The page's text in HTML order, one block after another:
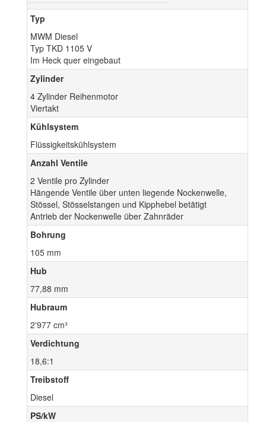
Typ
MWM Diesel
Typ TKD 1105 V
Im Heck quer eingebaut
Zylinder
4 Zylinder Reihenmotor
Viertakt
Kühlsystem
Flüssigkeitskühlsystem
Anzahl Ventile
2 Ventile pro Zylinder
Hängende Ventile über unten liegende Nockenwelle,
Stössel, Stösselstangen und Kipphebel betätigt
Antrieb der Nockenwelle über Zahnräder
Bohrung
105 mm
Hub
77,88 mm
Hubraum
2'977 cm³
Verdichtung
18,6:1
Treibstoff
Diesel
PS/kW